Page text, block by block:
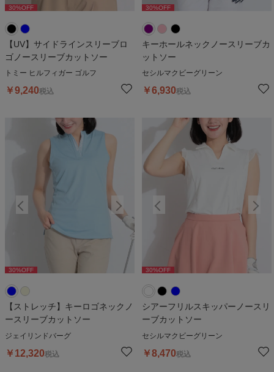
30%OFF %OFF
【UV】サイドラインスリーブロ
ゴノースリーブカットソー
トミー ヒルフィガー ゴルフ
￥9,240税込
30%OFF 30%OFF
キーホールネックノースリーブカ
ットソー
セシルマクビーグリーン
￥6,930税込
30%OFF %OFF
【ストレッチ】キーロゴネックノ
ースリーブカットソー
ジェイリンドバーグ
￥ 12,320税込
30%OFF 30%OFF
シアーフリルスキッパーノースリ
ーブカットソー
セシルマクビーグリーン
￥8,470税込